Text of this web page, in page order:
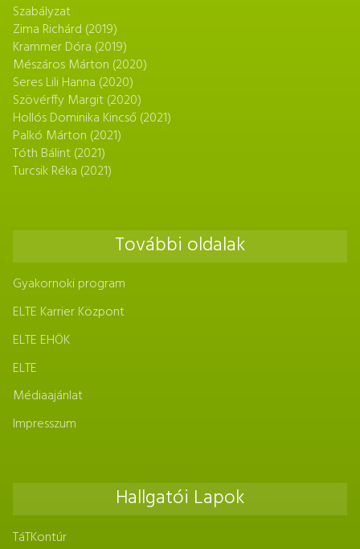
Szabályzat
Zima Richárd (2019)
Krammer Dóra (2019)
Mészáros Márton (2020)
Seres Lili Hanna (2020)
Szövérffy Margit (2020)
Hollós Dominika Kincső (2021)
Palkó Márton (2021)
Tóth Bálint (2021)
Turcsik Réka (2021)
További oldalak
Gyakornoki program
ELTE Karrier Központ
ELTE EHÖK
ELTE
Médiaajánlat
Impresszum
Hallgatói Lapok
TáTKontúr